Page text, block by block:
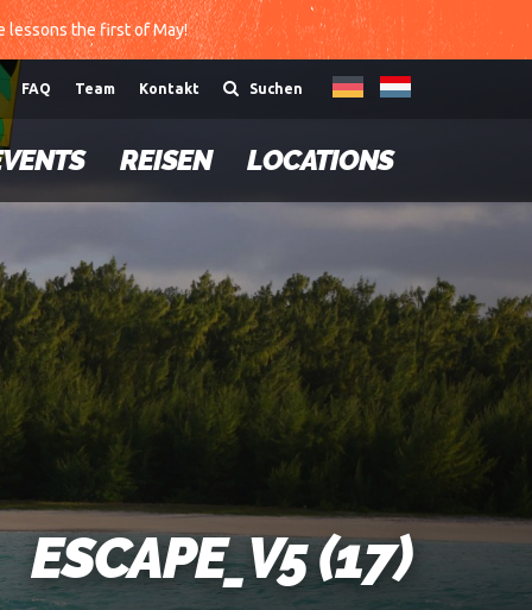
lessons the first of May!
Suchen
FAQ Team Kontakt
REISEN LOCATIONS
ESCAPE_V5 (17)